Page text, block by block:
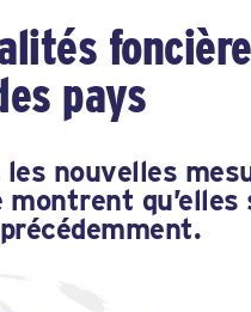
pays
les nouvelles
montrent